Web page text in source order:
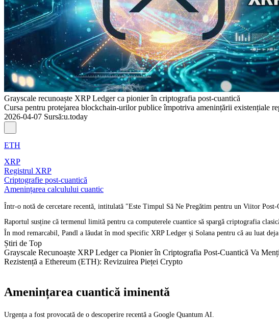
Grayscale recunoaște XRP Ledger ca pionier în criptografia post-cuantică
Cursa pentru protejarea blockchain-urilor publice împotriva amenințării existențiale
2026-04-07 Sursă:u.today
ETH
XRP
Registrul XRP
Criptografie post-cuantică
Amenințarea calculului cuantic
Într-o notă de cercetare recentă, intitulată "Este Timpul Să Ne Pregătim pentru un Viitor
Raportul susține că termenul limită pentru ca computerele cuantice să spargă criptografia
În mod remarcabil, Pandl a lăudat în mod specific XRP Ledger și Solana pentru că au luat
Știri de Top
Grayscale Recunoaște XRP Ledger ca Pionier în Criptografia Post-Cuantică Va
Rezistență a Ethereum (ETH): Revizuirea Pieței Crypto
Amenințarea cuantică iminentă
Urgența a fost provocată de o descoperire recentă a Google Quantum AI.